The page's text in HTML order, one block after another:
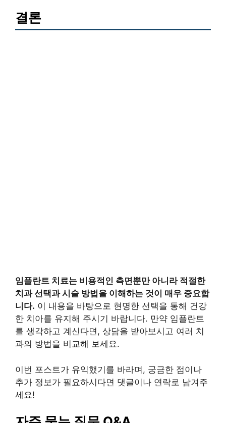
결론
임플란트 치료는 비용적인 측면뿐만 아니라 적절한
치과 선택과 시술 방법을 이해하는 것이 매우 중요합
니다. 이 내용을 바탕으로 현명한 선택을 통해 건강
한 치아를 유지해 주시기 바랍니다. 만약 임플란트
를 생각하고 계신다면, 상담을 받아보시고 여러 치
과의 방법을 비교해 보세요.
이번 포스트가 유익했기를 바라며, 궁금한 점이나
추가 정보가 필요하시다면 댓글이나 연락로 남겨주
세요!